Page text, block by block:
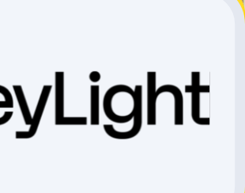
eine spannende Tätigkeit in einem
Umfeld, das Vielseitigkeit und Abwechslung